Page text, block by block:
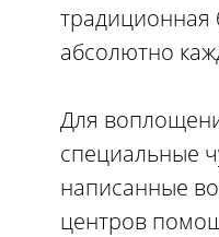
традиционная
абсолютно
Для
специальные
написанные
центров